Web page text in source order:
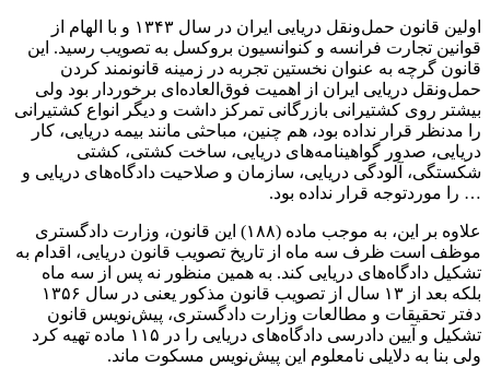
اولین قانون حمل‌ونقل دریایی ایران در سال ۱۳۴۳ و با الهام از
قوانین تجارت فرانسه و کنوانسیون بروکسل به تصویب رسید. این
قانون گرچه به عنوان نخستین تجربه در زمینه قانونمند کردن
حمل‌ونقل دریایی ایران از اهمیت فوق‌العاده‌ای برخوردار بود ولی
بیشتر روی کشتیرانی بازرگانی تمرکز داشت و دیگر انواع کشتیرانی
را مدنظر قرار نداده بود، هم چنین، مباحثی مانند بیمه دریایی، کار
دریایی، صدور گواهینامه‌های دریایی، ساخت کشتی، کشتی
شکستگی، آلودگی دریایی، سازمان و صلاحیت دادگاه‌های دریایی و
… را موردتوجه قرار نداده بود.
علاوه بر این، به موجب ماده (۱۸۸) این قانون، وزارت دادگستری
موظف است ظرف سه ماه از تاریخ تصویب قانون دریایی، اقدام به
تشکیل دادگاه‌های دریایی کند. به همین منظور نه پس از سه ماه
بلکه بعد از ۱۳ سال از تصویب قانون مذکور یعنی در سال ۱۳۵۶
دفتر تحقیقات و مطالعات وزارت دادگستری، پیش‌نویس قانون
تشکیل و آیین دادرسی دادگاه‌های دریایی را در ۱۱۵ ماده تهیه کرد
ولی بنا به دلایلی نامعلوم این پیش‌نویس مسکوت ماند.